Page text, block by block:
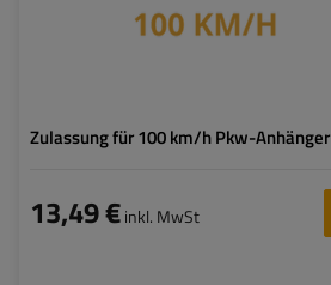
Zulassung für 100 km/h Pkw-Anhänger
13,49 €inkl. MwSt